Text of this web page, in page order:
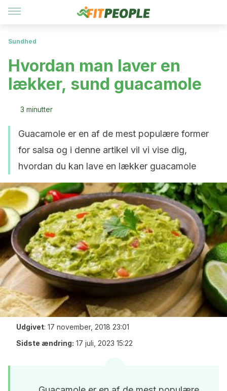
Sundhed
Hvordan man laver en
lækker, sund guacamole
3 minutter
Guacamole er en af de mest populære former
for salsa og i denne artikel vil vi vise dig,
hvordan du kan lave en lækker guacamole
Udgivet: 17 november, 2018 23:01
Sidste ændring: 17 juli, 2023 15:22